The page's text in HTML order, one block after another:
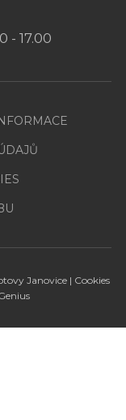
- 17.00
Janovice| Cookies